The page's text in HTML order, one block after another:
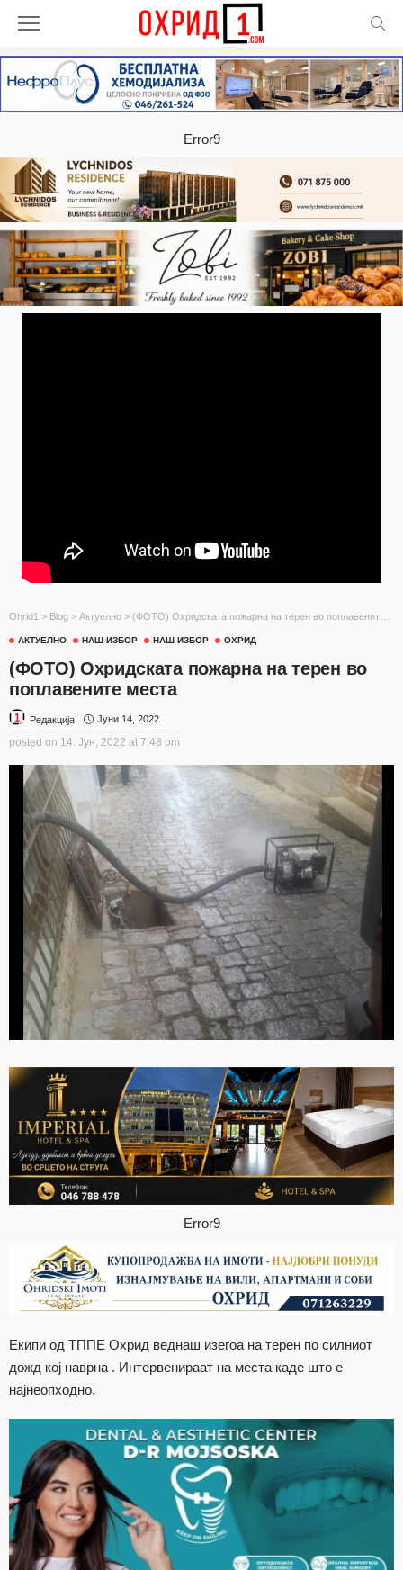
Error9
Ohrid1 > Blog > Актуелно > (ФОТО) Охридската пожарна на терен во поплавените места
АКТУЕЛНО НАШ ИЗБОР НАШ ИЗБОР ОХРИД
(ФОТО) Охридската пожарна на терен во
поплавените места
Редакција Јуни 14, 2022
posted on 14. Јун, 2022 at 7:48 pm
Error9
Екипи од ТППЕ Охрид веднаш изегоа на терен по силниот
дожд кој наврна . Интервенираат на места каде што е
најнеопходно.